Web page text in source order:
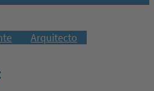
Arquitecto